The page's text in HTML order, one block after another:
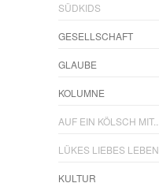
SÜDKIDS
GESELLSCHAFT
GLAUBE
KOLUMNE
AUF EIN KÖLSCH MIT...
LÜKES LIEBES LEBEN
KULTUR